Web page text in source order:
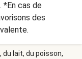
*En cas de
des
lait, du poisson,